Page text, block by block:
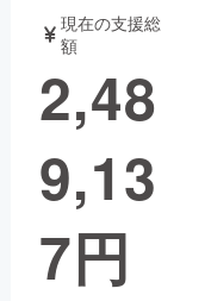
音楽
ゲーム・サ
現在の支援総
額
2,48
9,13
7円